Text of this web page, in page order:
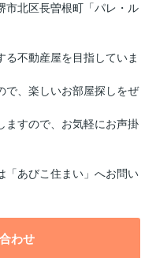
市北区長曽根町「パレ・ル
る不動産屋を目指していま
で、楽しいお部屋探しをぜ
ますので、お気軽にお声掛
「あびこ住まい」へお問い
わせ